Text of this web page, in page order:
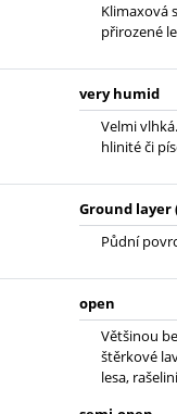
Klimaxová
přirozené
very humid
Velmi
hlinité či
Ground layer
Půdní
open
Většinou
štěrkové
lesa,